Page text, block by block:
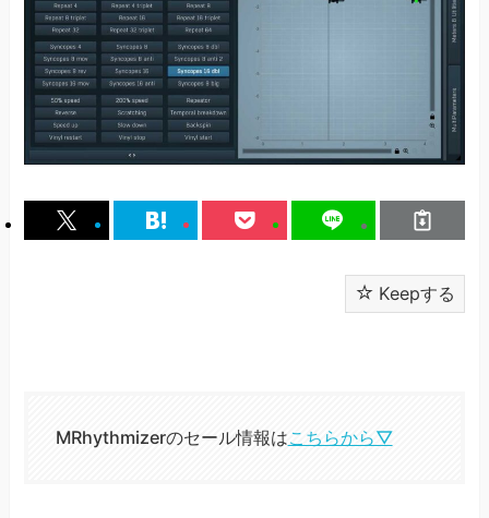
Keepする
MRhythmizerのセール情報はこちらから▽